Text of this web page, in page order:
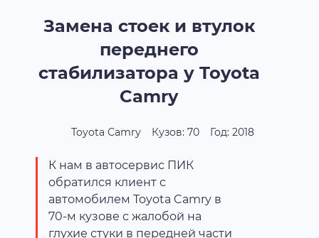
Замена стоек и втулок
переднего
стабилизатора у Toyota
Camry
Toyota Camry Кузов: 70 Год: 2018
К нам в автосервис ПИК
обратился клиент с
автомобилем Toyota Camry в
70-м кузове с жалобой на
глухие стуки в передней части